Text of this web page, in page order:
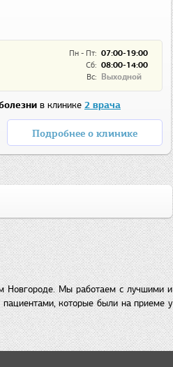
Пн - Пт: 07:00-19:00
Сб: 08:00-14:00
Вс: Выходной
в клинике 2 врача
Подробнее о клинике
Новгороде. Мы работаем с лучшими и
которые были на приеме у